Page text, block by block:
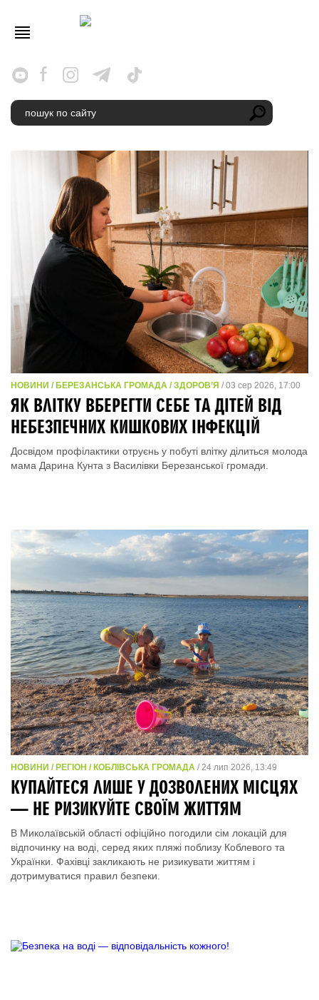
НОВИНИ / БЕРЕЗАНСЬКА ГРОМАДА / ЗДОРОВ’Я / 03 сер 2026, 17:00
ЯК ВЛІТКУ ВБЕРЕГТИ СЕБЕ ТА ДІТЕЙ ВІД
НЕБЕЗПЕЧНИХ КИШКОВИХ ІНФЕКЦІЙ
Досвідом профілактики отруєнь у побуті влітку ділиться молода
мама Дарина Кунта з Василівки Березанської громади.
НОВИНИ / РЕГІОН / КОБЛІВСЬКА ГРОМАДА / 24 лип 2026, 13:49
КУПАЙТЕСЯ ЛИШЕ У ДОЗВОЛЕНИХ МІСЦЯХ
— НЕ РИЗИКУЙТЕ СВОЇМ ЖИТТЯМ
В Миколаївській області офіційно погодили сім локацій для
відпочинку на воді, серед яких пляжі поблизу Коблевого та
Українки. Фахівці закликають не ризикувати життям і
дотримуватися правил безпеки.